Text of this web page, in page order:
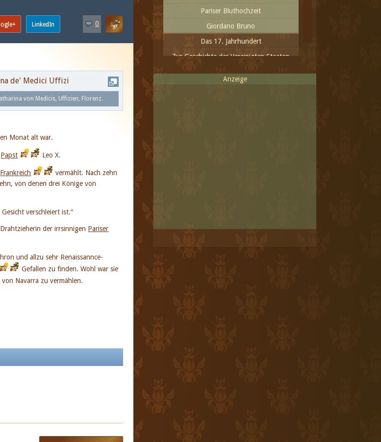
0
von Medicis, Uffizien, Florenz.
Monat alt war.
Papst Leo X.
Frankreich
vermählt. Nach zehn
von denen drei Könige von
verschleiert ist.“
der irrsinnigen Pariser
und allzu sehr Renaissannce-
Gefallen zu finden. Wohl war sie
von Navarra zu vermählen.
Pariser Bluthochzeit
Giordano Bruno
Das 17. Jahrhundert
Zur Geschichte der Vereinigten Staaten
Das 18. Jahrhundert - Zeit der Aufklärung
Anzeige